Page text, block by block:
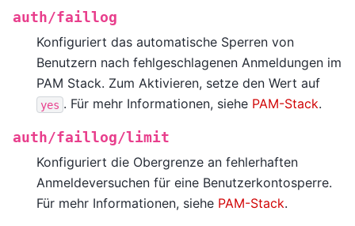
auth/faillog
Konfiguriert das automatische Sperren von
Benutzern nach fehlgeschlagenen Anmeldungen im
PAM Stack. Zum Aktivieren, setze den Wert auf
yes . Für mehr Informationen, siehe PAM-Stack.
auth/faillog/limit
Konfiguriert die Obergrenze an fehlerhaften
Anmeldeversuchen für eine Benutzerkontosperre.
Für mehr Informationen, siehe PAM-Stack.